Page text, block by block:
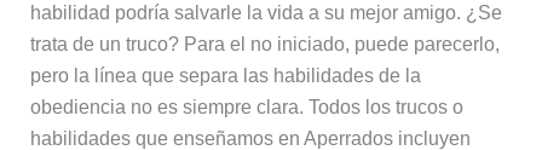
habilidad podría salvarle la vida a su mejor amigo. ¿Se
trata de un truco? Para el no iniciado, puede parecerlo,
pero la línea que separa las habilidades de la
obediencia no es siempre clara. Todos los trucos o
habilidades que enseñamos en Aperrados incluyen